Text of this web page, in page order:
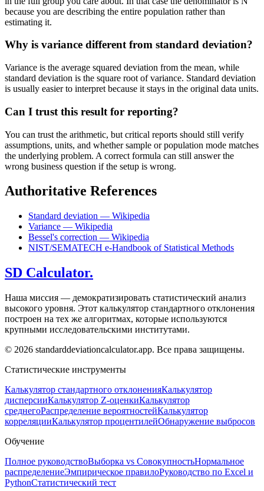
because you are describing the entire population rather than
estimating it.
Why is variance different from standard deviation?
Variance is the average squared deviation from the mean, while
standard deviation is the square root of variance. Standard deviation
is usually easier to interpret because it stays in the original data units.
Can I trust this result for reporting?
You can trust the arithmetic, but critical reports should still verify
assumptions, units, and whether sample or population mode matches
the underlying problem. A correct formula can still answer the
wrong business question if the setup is wrong.
Authoritative References
Standard deviation — Wikipedia
Variance — Wikipedia
Bessel's correction — Wikipedia
NIST/SEMATECH e-Handbook of Statistical Methods
SD Calculator.
Наша миссия — демократизировать статистический анализ
высокого уровня. Этот калькулятор стандартного отклонения
построен на тех же алгоритмах, которые используются
крупными исследовательскими институтами.
© 2026 standarddeviationcalculator.app. Все права защищены.
Статистические инструменты
Калькулятор стандартного отклоненияКалькулятор
дисперсииКалькулятор Z-оценкиКалькулятор
среднегоРаспределение вероятностейКалькулятор
корреляцииКалькулятор процентилейОбнаружение выбросов
Обучение
Полное руководствоВыборка vs СовокупностьНормальное
распределениеЭмпирическое правилоРуководство по Excel и
PythonСтатистический тест